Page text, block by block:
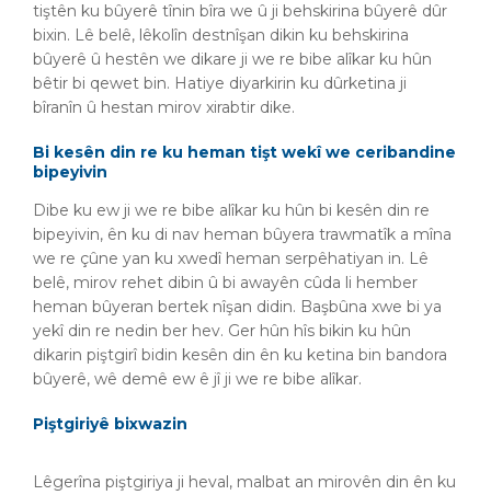
tiştên ku bûyerê tînin bîra we û ji behskirina bûyerê dûr
bixin. Lê belê, lêkolîn destnîşan dikin ku behskirina
bûyerê û hestên we dikare ji we re bibe alîkar ku hûn
bêtir bi qewet bin. Hatiye diyarkirin ku dûrketina ji
bîranîn û hestan mirov xirabtir dike.
Bi kesên din re ku heman tişt wekî we ceribandine
bipeyivin
Dibe ku ew ji we re bibe alîkar ku hûn bi kesên din re
bipeyivin, ên ku di nav heman bûyera trawmatîk a mîna
we re çûne yan ku xwedî heman serpêhatiyan in. Lê
belê, mirov rehet dibin û bi awayên cûda li hember
heman bûyeran bertek nîşan didin. Başbûna xwe bi ya
yekî din re nedin ber hev. Ger hûn hîs bikin ku hûn
dikarin piştgirî bidin kesên din ên ku ketina bin bandora
bûyerê, wê demê ew ê jî ji we re bibe alîkar.
Piştgiriyê bixwazin
Lêgerîna piştgiriya ji heval, malbat an mirovên din ên ku